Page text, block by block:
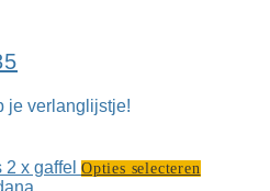
tot
je verlanglijstje!
Opties selecterenDit